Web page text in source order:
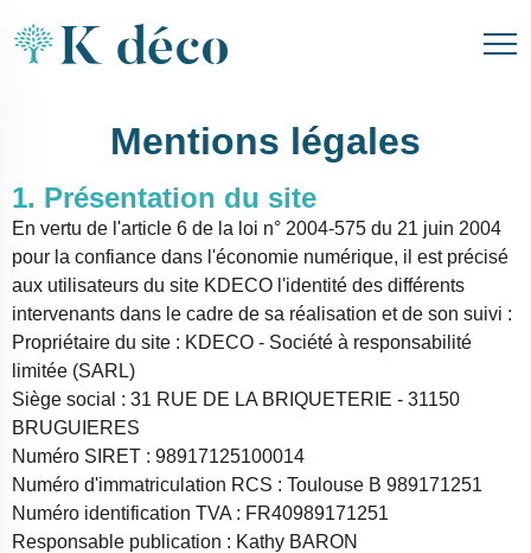
Mentions légales
1. Présentation du site
En vertu de l'article 6 de la loi n° 2004-575 du 21 juin 2004
pour la confiance dans l'économie numérique, il est précisé
aux utilisateurs du site KDECO l'identité des différents
intervenants dans le cadre de sa réalisation et de son suivi :
Propriétaire du site : KDECO - Société à responsabilité
limitée (SARL)
Siège social : 31 RUE DE LA BRIQUETERIE - 31150
BRUGUIERES
Numéro SIRET : 98917125100014
Numéro d'immatriculation RCS : Toulouse B 989171251
Numéro identification TVA : FR40989171251
Responsable publication : Kathy BARON